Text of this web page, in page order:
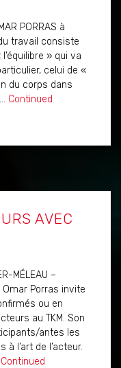
PORRAS à
du travail consiste
» qui va
celui de «
du corps dans
Continued
AVEC
MÉLEAU –
Porras invite
ou en
au TKM. Son
antes les
l’art de l’acteur.
Continued